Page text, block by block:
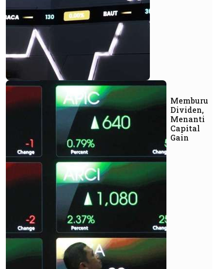
Memburu
Dividen,
Menanti
Capital
Gain